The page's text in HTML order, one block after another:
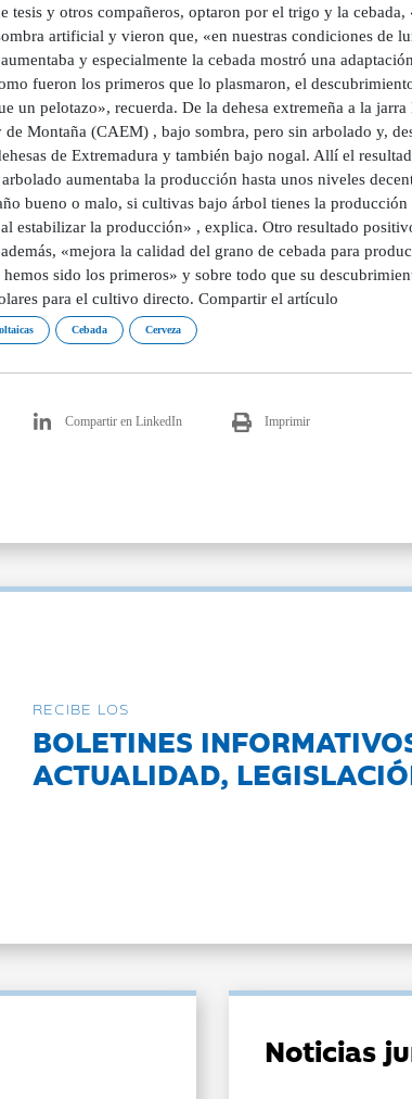
tesis y otros compañeros, optaron por el trigo y la
artificial y vieron que, «en nuestras condiciones de
y especialmente la cebada mostró una
fueron los primeros que lo plasmaron, el
un pelotazo», recuerda. De la dehesa extremeña a la
Montaña (CAEM) , bajo sombra, pero sin arbolado y,
de Extremadura y también bajo nogal. Allí el
aumentaba la producción hasta unos niveles
bueno o malo, si cultivas bajo árbol tienes la
estabilizar la producción» , explica. Otro resultado
«mejora la calidad del grano de cebada para
hemos sido los primeros» y sobre todo que su
para el cultivo directo. Compartir el artículo
Cebada Cerveza
Compartir en LinkedIn Imprimir
RECIBE LOS
BOLETINES
ACTUALIDAD,
Noticias